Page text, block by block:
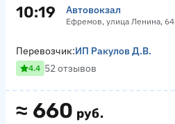
10:19 Автовокзал
Ефремов, улица Ленина, 64
≈ 660 руб.
Перевозчик:ИП Ракулов Д.В.
4.4 52 отзывов